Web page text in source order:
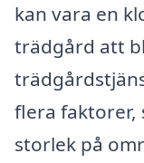
kan vara en
trädgård att
flera faktorer,
storlek på